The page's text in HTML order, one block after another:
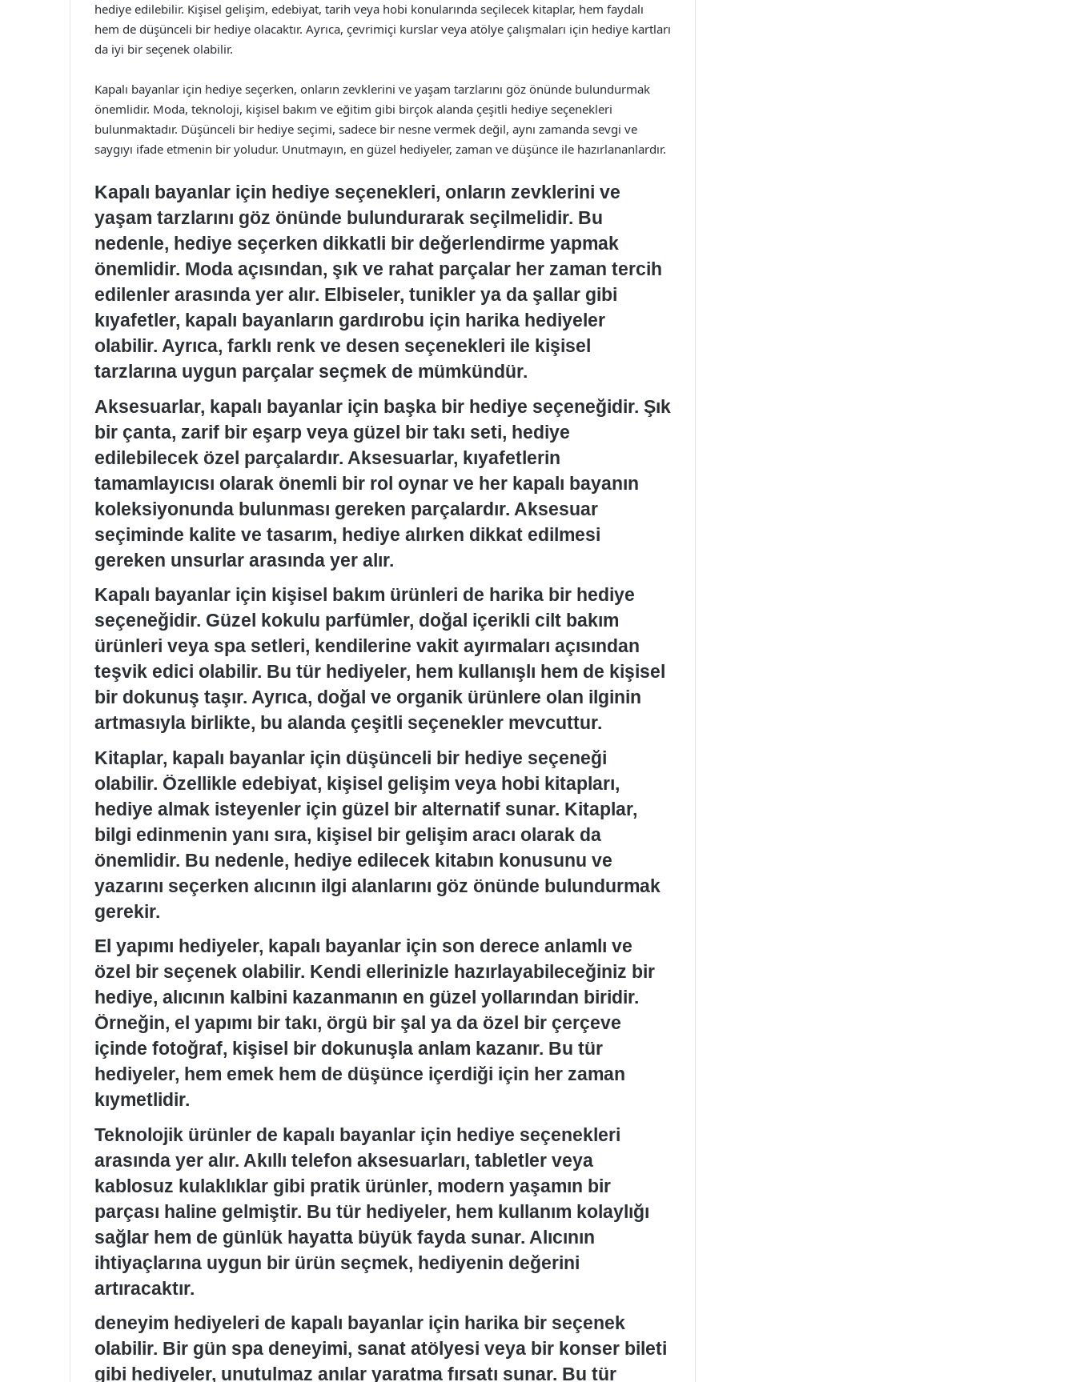
hediye edilebilir. Kişisel gelişim, edebiyat, tarih veya hobi konularında seçilecek kitaplar, hem faydalı
hem de düşünceli bir hediye olacaktır. Ayrıca, çevrimiçi kurslar veya atölye çalışmaları için hediye kartları
da iyi bir seçenek olabilir.
Kapalı bayanlar için hediye seçerken, onların zevklerini ve yaşam tarzlarını göz önünde bulundurmak
önemlidir. Moda, teknoloji, kişisel bakım ve eğitim gibi birçok alanda çeşitli hediye seçenekleri
bulunmaktadır. Düşünceli bir hediye seçimi, sadece bir nesne vermek değil, aynı zamanda sevgi ve
saygıyı ifade etmenin bir yoludur. Unutmayın, en güzel hediyeler, zaman ve düşünce ile hazırlananlardır.
Kapalı bayanlar için hediye seçenekleri, onların zevklerini ve
yaşam tarzlarını göz önünde bulundurarak seçilmelidir. Bu
nedenle, hediye seçerken dikkatli bir değerlendirme yapmak
önemlidir. Moda açısından, şık ve rahat parçalar her zaman tercih
edilenler arasında yer alır. Elbiseler, tunikler ya da şallar gibi
kıyafetler, kapalı bayanların gardırobu için harika hediyeler
olabilir. Ayrıca, farklı renk ve desen seçenekleri ile kişisel
tarzlarına uygun parçalar seçmek de mümkündür.
Aksesuarlar, kapalı bayanlar için başka bir hediye seçeneğidir. Şık
bir çanta, zarif bir eşarp veya güzel bir takı seti, hediye
edilebilecek özel parçalardır. Aksesuarlar, kıyafetlerin
tamamlayıcısı olarak önemli bir rol oynar ve her kapalı bayanın
koleksiyonunda bulunması gereken parçalardır. Aksesuar
seçiminde kalite ve tasarım, hediye alırken dikkat edilmesi
gereken unsurlar arasında yer alır.
Kapalı bayanlar için kişisel bakım ürünleri de harika bir hediye
seçeneğidir. Güzel kokulu parfümler, doğal içerikli cilt bakım
ürünleri veya spa setleri, kendilerine vakit ayırmaları açısından
teşvik edici olabilir. Bu tür hediyeler, hem kullanışlı hem de kişisel
bir dokunuş taşır. Ayrıca, doğal ve organik ürünlere olan ilginin
artmasıyla birlikte, bu alanda çeşitli seçenekler mevcuttur.
Kitaplar, kapalı bayanlar için düşünceli bir hediye seçeneği
olabilir. Özellikle edebiyat, kişisel gelişim veya hobi kitapları,
hediye almak isteyenler için güzel bir alternatif sunar. Kitaplar,
bilgi edinmenin yanı sıra, kişisel bir gelişim aracı olarak da
önemlidir. Bu nedenle, hediye edilecek kitabın konusunu ve
yazarını seçerken alıcının ilgi alanlarını göz önünde bulundurmak
gerekir.
El yapımı hediyeler, kapalı bayanlar için son derece anlamlı ve
özel bir seçenek olabilir. Kendi ellerinizle hazırlayabileceğiniz bir
hediye, alıcının kalbini kazanmanın en güzel yollarından biridir.
Örneğin, el yapımı bir takı, örgü bir şal ya da özel bir çerçeve
içinde fotoğraf, kişisel bir dokunuşla anlam kazanır. Bu tür
hediyeler, hem emek hem de düşünce içerdiği için her zaman
kıymetlidir.
Teknolojik ürünler de kapalı bayanlar için hediye seçenekleri
arasında yer alır. Akıllı telefon aksesuarları, tabletler veya
kablosuz kulaklıklar gibi pratik ürünler, modern yaşamın bir
parçası haline gelmiştir. Bu tür hediyeler, hem kullanım kolaylığı
sağlar hem de günlük hayatta büyük fayda sunar. Alıcının
ihtiyaçlarına uygun bir ürün seçmek, hediyenin değerini
artıracaktır.
deneyim hediyeleri de kapalı bayanlar için harika bir seçenek
olabilir. Bir gün spa deneyimi, sanat atölyesi veya bir konser bileti
gibi hediyeler, unutulmaz anılar yaratma fırsatı sunar. Bu tür